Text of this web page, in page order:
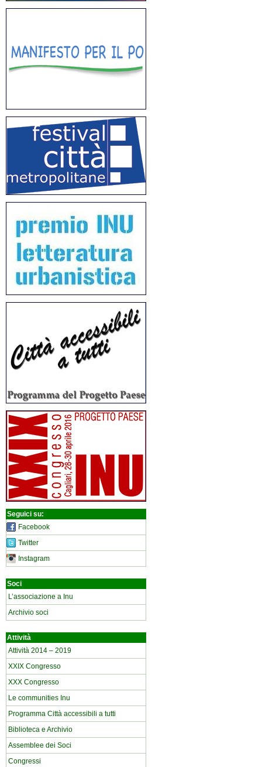
Seguici su:
Facebook
Twitter
Instagram
Soci
L’associazione a Inu
Archivio soci
Attività
Attività 2014 – 2019
XXIX Congresso
XXX Congresso
Le communities Inu
Programma Città accessibili a tutti
Biblioteca e Archivio
Assemblee dei Soci
Congressi